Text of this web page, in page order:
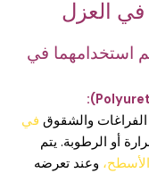
في العزل
استخدامهما في
والشقوق في
أو الرطوبة. يتم
وعند تعرضه